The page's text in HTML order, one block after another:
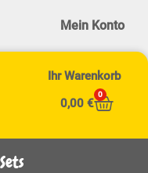
Mein Konto
Ihr Warenkorb
0,00 €
0